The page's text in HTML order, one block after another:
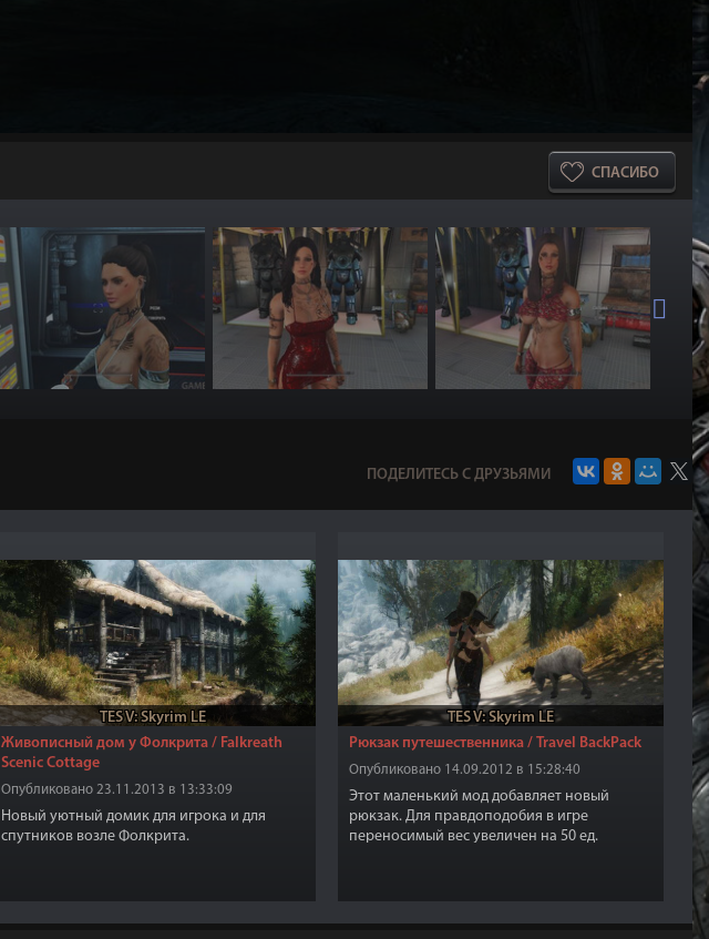
СПАСИБО
ПОДЕЛИТЕСЬ С ДРУЗЬЯМИ
TES V: Skyrim LE
Живописный дом у Фолкрита / Falkreath
Scenic Cottage
Опубликовано 23.11.2013 в 13:33:09
Новый уютный домик для игрока и для
спутников возле Фолкрита.
TES V: Skyrim LE
Рюкзак путешественника / Travel BackPack
Опубликовано 14.09.2012 в 15:28:40
Этот маленький мод добавляет новый
рюкзак. Для правдоподобия в игре
переносимый вес увеличен на 50 ед.